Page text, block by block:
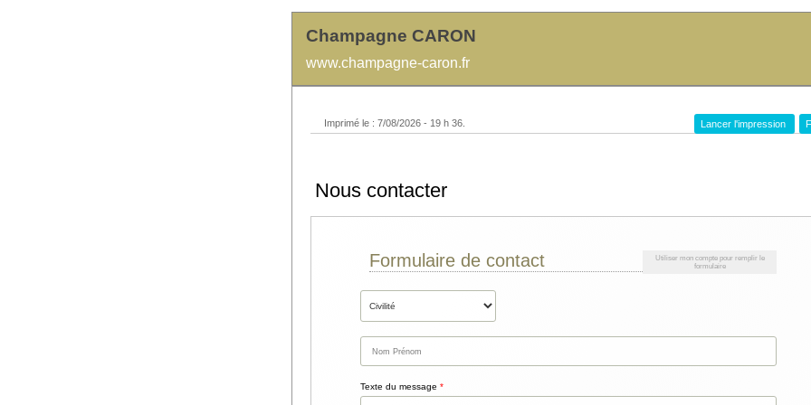
Champagne CARON
www.champagne-caron.fr
Imprimé le : 7/08/2026 - 19 h 36. Lancer l'impression
Nous contacter
Utiliser mon compte pour remplir le
formulaire
Formulaire de contact
Texte du message